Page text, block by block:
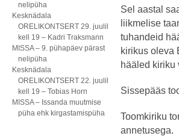
nelipüha
Kesknädala
ORELIKONTSERT 29. juulil
kell 19 – Kadri Traksmann
MISSA – 9. pühapäev pärast
nelipüha
Kesknädala
ORELIKONTSERT 22. juulil
kell 19 – Tobias Horn
MISSA – Issanda muutmise
püha ehk kirgastamispüha
Sel aastal
liikmelise
tuhandeid
kirikus oleva
hääled kiriku
Sissepääs
Toomkiriku
annetusega.